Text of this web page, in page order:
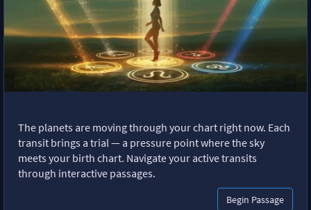
The planets are moving through your chart right now. Each
transit brings a trial — a pressure point where the sky
meets your birth chart. Navigate your active transits
through interactive passages.
Begin Passage